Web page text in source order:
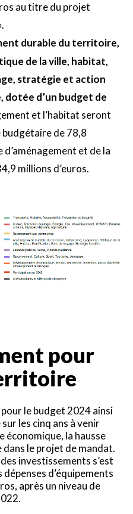
au titre du projet
durable du territoire,
de la ville, habitat,
stratégie et action
dotée d’un budget de
et l’habitat seront
budgétaire de 78,8
d’aménagement et de la
millions d’euros.
pour
le budget 2024 ainsi
les cinq ans à venir
la hausse
le projet de mandat.
investissements s’est
d’équipements
après un niveau de